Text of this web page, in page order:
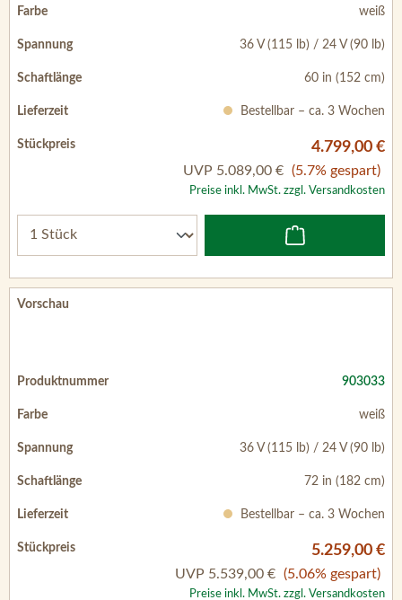
weiß
36 V (115 lb) / 24 V (90 lb)
60 in (152 cm)
Bestellbar – ca. 3 Wochen
4.799,00 €
UVP 5.089,00 € (5.7% gespart)
Preise inkl. MwSt. zzgl. Versandkosten
903033
weiß
36 V (115 lb) / 24 V (90 lb)
72 in (182 cm)
Bestellbar – ca. 3 Wochen
5.259,00 €
UVP 5.539,00 € (5.06% gespart)
Preise inkl. MwSt. zzgl. Versandkosten